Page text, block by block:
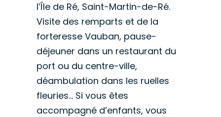
l’Île de Ré, Saint-Martin-de-Ré.
Visite des remparts et de la
forteresse Vauban, pause-
déjeuner dans un restaurant du
port ou du centre-ville,
déambulation dans les ruelles
fleuries… Si vous êtes
accompagné d’enfants, vous